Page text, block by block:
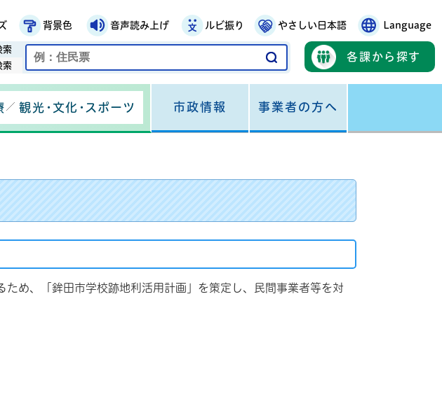
背景色 音声読み上げ ルビ振り やさしい日本語 Language
各課から探す
索
索
LINE
観光・文化・スポーツ 市政情報 事業者の方へ
め、「鉾田市学校跡地利活用計画」を策定し、民間事業者等を対